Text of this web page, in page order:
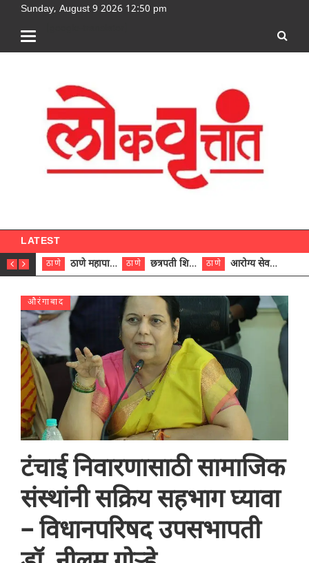
Sunday, August 9 2026 12:50 pm
LATEST
ठाणे ठाणे महापालिकेच्या नऊ प्रभाग समित्यांवर अध्यक्ष विराजमान ठाणे छत्रपती शिवाजी महाराज रुग्णालयात दुर्मिळ ट्युमरची यशस्वी शस्त्रक्रिया ठाणे आरोग्य सेवक (पुरुष) पदावरून ११ कर्मचाऱ्यांना आरोग्य सहाय्यक (पुरुष) पदावर पदोन्नती; मुख्य कार्यकारी अधिकारी रणजित यादव यांच्या हस्ते आदेश वितरण
औरंगाबाद
टंचाई निवारणासाठी सामाजिक
संस्थांनी सक्रिय सहभाग घ्यावा
– विधानपरिषद उपसभापती